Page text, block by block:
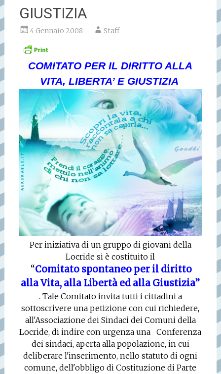
GIUSTIZIA
4 Gennaio 2008 Staff
COMITATO PER IL DIRITTO ALLA
VITA, LIBERTA’ E GIUSTIZIA
Per iniziativa di un gruppo di giovani della
Locride si è costituito il
“Comitato spontaneo per il diritto
alla Vita, alla Libertà ed alla Giustizia”
. Tale Comitato invita tutti i cittadini a
sottoscrivere una petizione con cui richiedere,
all'Associazione dei Sindaci dei Comuni della
Locride, di indire con urgenza una
Conferenza
dei sindaci, aperta alla popolazione, in cui
deliberare l'inserimento, nello statuto di ogni
comune, dell'obbligo di Costituzione di Parte